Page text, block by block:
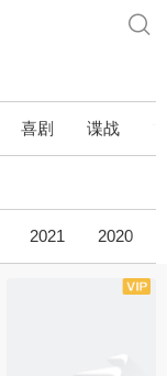
喜剧 谍战
2021 2020